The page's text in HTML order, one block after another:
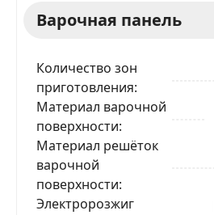
Варочная панель
Количество зон
приготовления
Материал варочной
поверхности
Материал решёток
варочной
поверхности
Электророзжиг